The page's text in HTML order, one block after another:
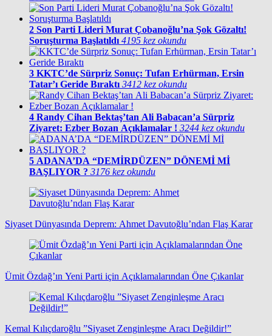
2 Son Parti Lideri Murat Çobanoğlu’na Şok Gözaltı!
Soruşturma Başlatıldı 4195 kez okundu
3 KKTC’de Sürpriz Sonuç: Tufan Erhürman, Ersin
Tatar’ı Geride Bıraktı 3412 kez okundu
4 Randy Cihan Bektaş’tan Ali Babacan’a Sürpriz
Ziyaret: Ezber Bozan Açıklamalar ! 3244 kez okundu
5 ADANA’DA “DEMİRDÜZEN” DÖNEMİ Mİ
BAŞLIYOR ? 3176 kez okundu
Siyaset Dünyasında Deprem: Ahmet Davutoğlu’ndan Flaş Karar
Ümit Özdağ’ın Yeni Parti için Açıklamalarından Öne Çıkanlar
Kemal Kılıçdaroğlu ”Siyaset Zenginleşme Aracı Değildir!”